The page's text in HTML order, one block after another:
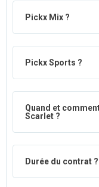
Pickx Mix ?
Pickx Sports ?
Quand et
Scarlet ?
Durée du contrat ?